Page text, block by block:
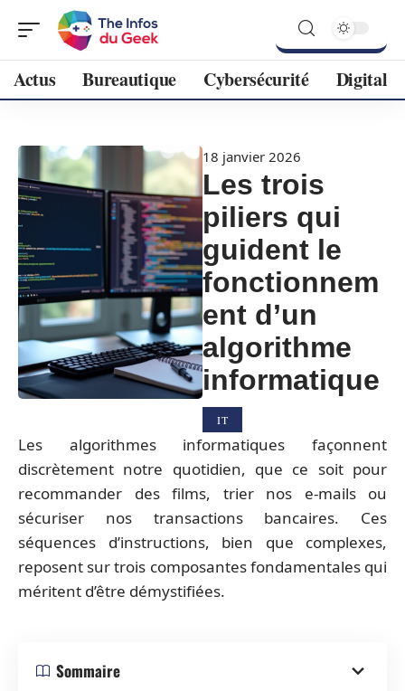
Actus Bureautique Cybersécurité Digital
18 janvier 2026
Les trois
piliers qui
guident le
fonctionnem
ent d’un
algorithme
informatique
IT
Les algorithmes informatiques façonnent
discrètement notre quotidien, que ce soit pour
recommander des films, trier nos e-mails ou
sécuriser nos transactions bancaires. Ces
séquences d’instructions, bien que complexes,
reposent sur trois composantes fondamentales qui
méritent d’être démystifiées.
Sommaire